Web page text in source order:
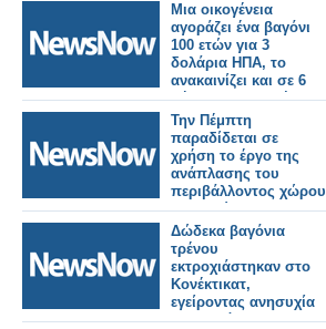
Μια οικογένεια
αγοράζει ένα βαγόνι
100 ετών για 3
δολάρια ΗΠΑ, το
ανακαινίζει και σε 6
μήνες το μετατρέπει
σε κατάλυμα που του
αποφέρει εισόδημα
έως και 105 δολάρια.
Βίντεο
Την Πέμπτη
παραδίδεται σε
χρήση το έργο της
ανάπλασης του
περιβάλλοντος χώρου
του πρώην
Σιδηροδρομικού
Σταθμού Κορίνθου
Δώδεκα βαγόνια
τρένου
εκτροχιάστηκαν στο
Κονέκτικατ,
εγείροντας ανησυχία
για τη μόλυνση του